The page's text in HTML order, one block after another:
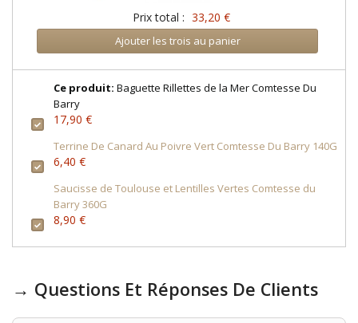
Prix total : 33,20 €
Ajouter les trois au panier
Ce produit: Baguette Rillettes de la Mer Comtesse Du
Barry
17,90 €
Terrine De Canard Au Poivre Vert Comtesse Du Barry 140G
6,40 €
Saucisse de Toulouse et Lentilles Vertes Comtesse du
Barry 360G
8,90 €
→ Questions Et Réponses De Clients